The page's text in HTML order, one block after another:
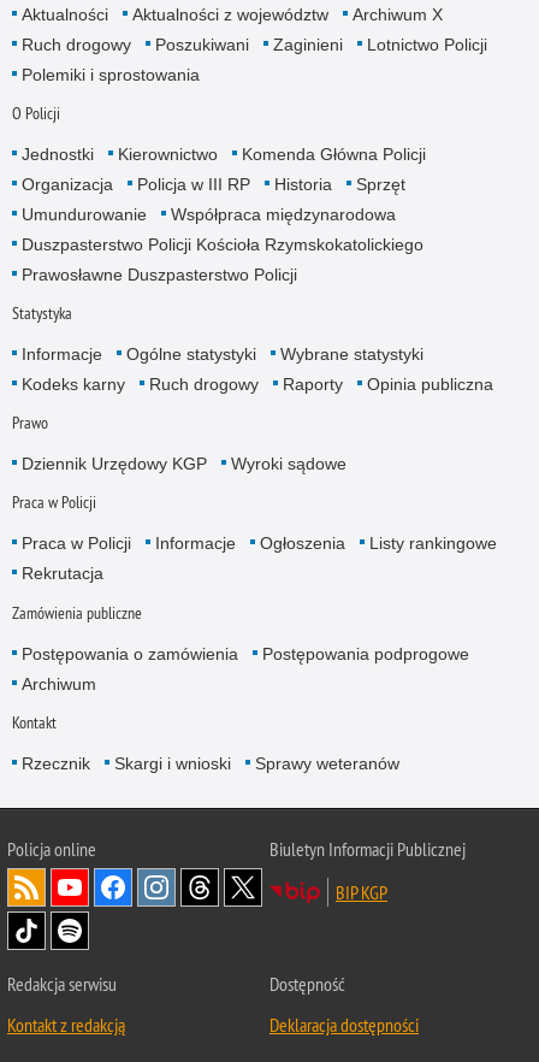
Aktualności Aktualności z województw
Archiwum X
Ruch drogowy
Poszukiwani Zaginieni
Lotnictwo Policji
Polemiki i sprostowania
O Policji
Jednostki Kierownictwo
Komenda Główna Policji
Organizacja
Policja w III RP Historia
Sprzęt
Umundurowanie
Współpraca międzynarodowa
Duszpasterstwo Policji Kościoła Rzymskokatolickiego
Prawosławne Duszpasterstwo Policji
Statystyka
Informacje Ogólne statystyki
Wybrane statystyki
Kodeks karny
Ruch drogowy Raporty Opinia publiczna
Prawo
Dziennik Urzędowy KGP Wyroki sądowe
Praca w Policji
Praca w Policji Informacje Ogłoszenia
Listy rankingowe
Rekrutacja
Zamówienia publiczne
Postępowania o zamówienia
Postępowania podprogowe
Archiwum
Kontakt
Rzecznik Skargi i wnioski Sprawy weteranów
Policjaonline
Biuletyn Informacji Publicznej
BIP KGP
Redakcja serwisu
Kontakt z redakcją
Dostępność
Deklaracja dostępności